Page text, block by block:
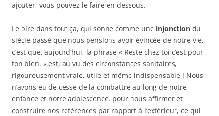
ajouter, vous pouvez le faire en dessous.
Le pire dans tout ça, qui sonne comme une injonction du
siècle passé que nous pensions avoir évincée de notre vie,
c’est que, aujourd’hui, la phrase « Reste chez toi c’est pour
ton bien. » est, au vu des circonstances sanitaires,
rigoureusement vraie, utile et même indispensable ! Nous
n’avons eu de cesse de la combattre au long de notre
enfance et notre adolescence, pour nous affirmer et
construire nos références par rapport à l’extérieur, ce qui